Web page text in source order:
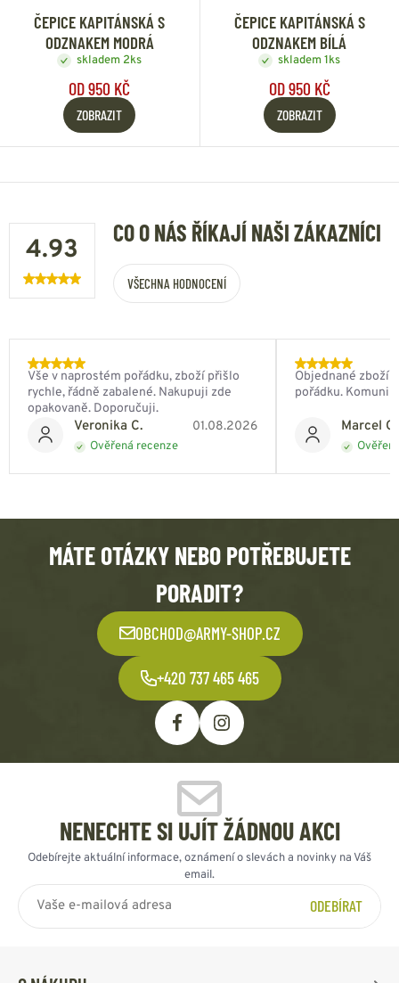
ČEPICE KAPITÁNSKÁ S
ODZNAKEM MODRÁ
skladem 2ks
OD 950 KČ
ZOBRAZIT
ČEPICE KAPITÁNSKÁ S
ODZNAKEM BÍLÁ
skladem 1ks
OD 950 KČ
ZOBRAZIT
4.93
CO O NÁS ŘÍKAJÍ NAŠI ZÁKAZNÍCI
VŠECHNA HODNOCENÍ
Veronika C. 01.08.2026
Ověřená recenze
Vše v naprostém pořádku, zboží přišlo
rychle, řádně zabalené. Nakupuji zde
opakovaně. Doporučuji.
Marcel
Objednané zboží
pořádku.
MÁTE OTÁZKY NEBO POTŘEBUJETE
PORADIT?
OBCHOD@ARMY-SHOP.CZ
+420 737 465 465
NENECHTE SI UJÍT ŽÁDNOU AKCI
Odebírejte aktuální informace, oznámení o slevách a novinky na Váš
email.
ODEBÍRAT